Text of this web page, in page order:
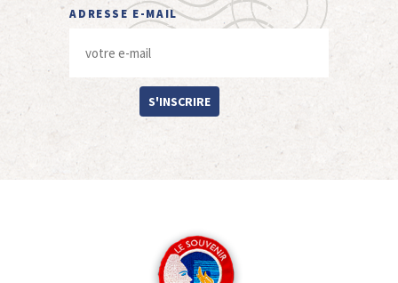
ADRESSE E-MAIL
S'INSCRIRE